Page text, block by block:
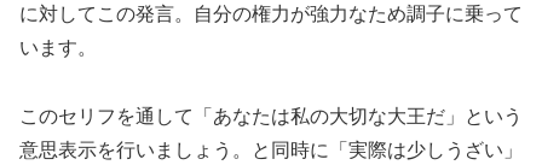
に対してこの発言。自分の権力が強力なため調子に乗って
います。
このセリフを通して「あなたは私の大切な大王だ」という
意思表示を行いましょう。と同時に「実際は少しうざい」